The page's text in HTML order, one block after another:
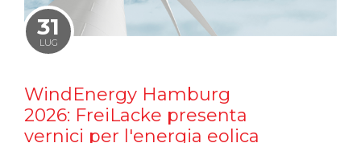
31
LUG
WindEnergy Hamburg
2026: FreiLacke presenta
vernici per l'energia eolica